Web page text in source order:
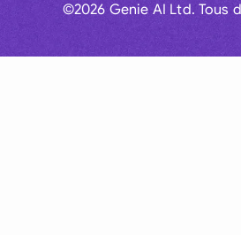
©2026 Genie AI Ltd. Tous
Global